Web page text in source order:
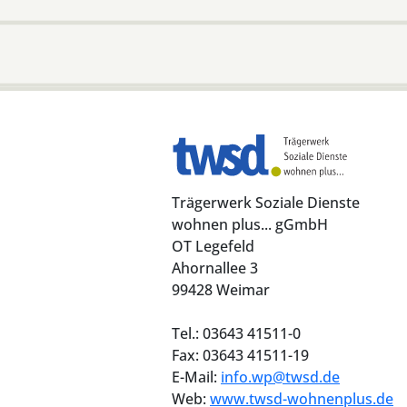
Trägerwerk Soziale Dienste
wohnen plus... gGmbH
OT Legefeld
Ahornallee 3
99428 Weimar
Tel.: 03643 41511-0
Fax: 03643 41511-19
E-Mail: info.wp@twsd.de
Web: www.twsd-wohnenplus.de